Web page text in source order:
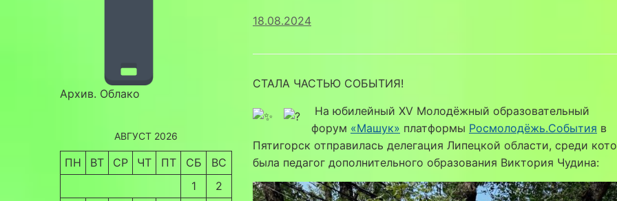
Архив. Облако
АВГУСТ 2026
ПН ВТ СР ЧТ ПТ СБ
ВС
1
2
18.08.2024
СТАЛА ЧАСТЬЮ СОБЫТИЯ!
На юбилейный XV Молодёжный образовательный
форум «Машук» платформы Росмолодёжь.События в
Пятигорск отправилась делегация Липецкой области, среди
была педагог дополнительного образования Виктория Чудина: